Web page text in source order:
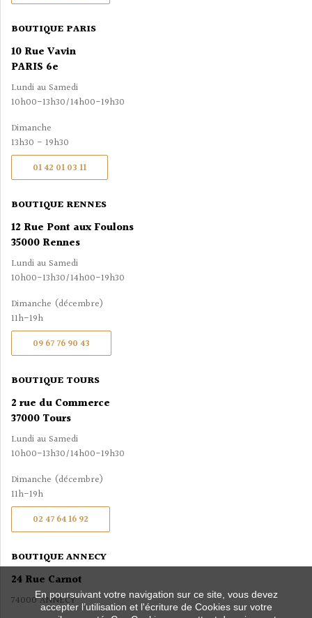
BOUTIQUE PARIS
10 Rue Vavin
PARIS 6e
Lundi au Samedi
10h00-13h30/14h00-19h30
Dimanche
13h30 - 19h30
01 42 01 03 11
BOUTIQUE RENNES
12 Rue Pont aux Foulons
35000 Rennes
Lundi au Samedi
10h00-13h30/14h00-19h30
Dimanche (décembre)
11h-19h
09 67 76 90 43
BOUTIQUE TOURS
2 rue du Commerce
37000 Tours
Lundi au Samedi
10h00-13h30/14h00-19h30
Dimanche (décembre)
11h-19h
02 47 64 16 92
BOUTIQUE ANNECY
24 Rue Carnot
74000 ANNECY
En poursuivant votre navigation sur ce site, vous devez
accepter l’utilisation et l'écriture de Cookies sur votre